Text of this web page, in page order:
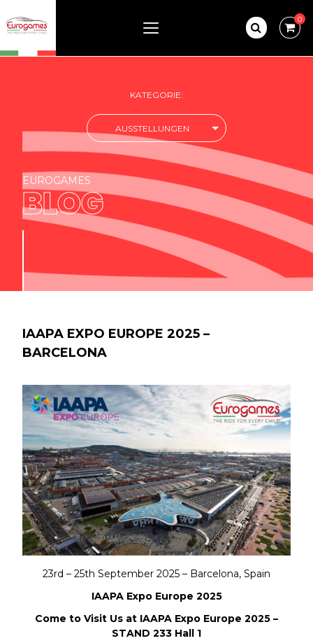
0
KATEGORIE:
AUSSTELLUNGEN
EUROGAMES
BLOG
IAAPA EXPO EUROPE 2025 –
BARCELONA
23rd – 25th September 2025 – Barcelona, Spain
IAAPA Expo Europe 2025
Come to Visit Us at IAAPA Expo Europe 2025 –
STAND 233 Hall 1